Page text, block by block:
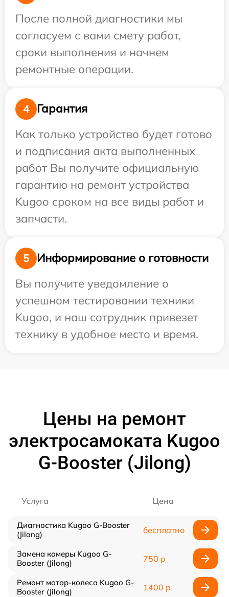
После полной диагностики мы
согласуем с вами смету работ,
сроки выполнения и начнем
ремонтные операции.
4
Гарантия
Как только устройство будет готово
и подписания акта выполненных
работ Вы получите официальную
гарантию на ремонт устройства
Kugoo сроком на все виды работ и
запчасти.
5
Информирование о готовности
Вы получите уведомление о
успешном тестировании техники
Kugoo, и наш сотрудник привезет
технику в удобное место и время.
Цены на ремонт
электросамоката Kugoo
G-Booster (Jilong)
Услуга Цена
Диагностика Kugoo G-Booster
(Jilong)
бесплатно
Замена камеры Kugoo G-
Booster (Jilong)
750 р
Ремонт мотор-колеса Kugoo G-
Booster (Jilong)
1400 р